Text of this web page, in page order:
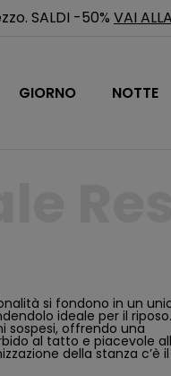
SALDI -50% VAI
GIORNO NOTTE
si fondono in un
ideale per il
sospesi, offrendo una
al tatto e piacevole
della stanza c’è il